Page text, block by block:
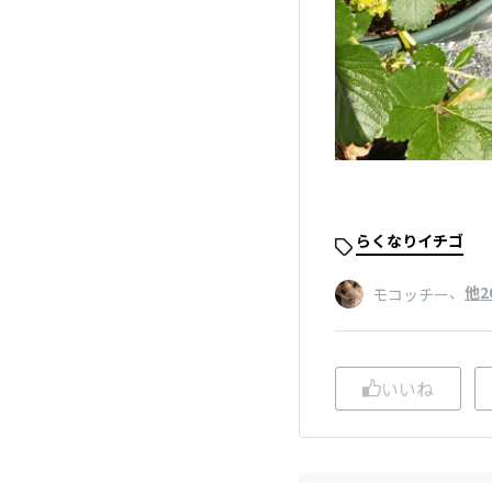
らくなりイチゴ
モコッチー、 他
いいね